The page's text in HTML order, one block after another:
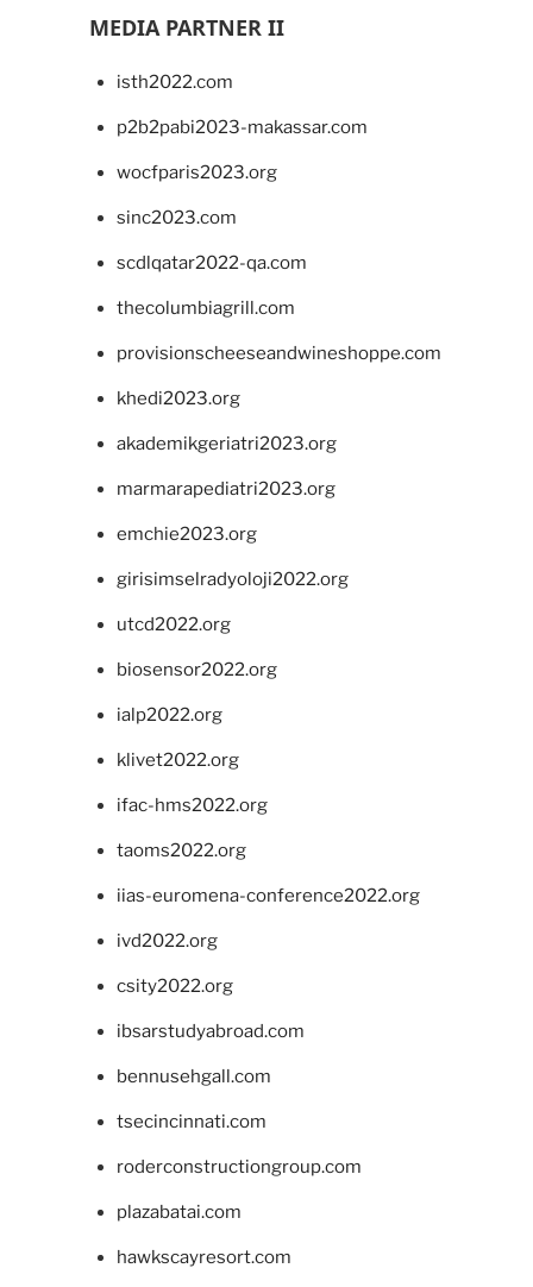
MEDIA PARTNER II
isth2022.com
p2b2pabi2023-makassar.com
wocfparis2023.org
sinc2023.com
scdlqatar2022-qa.com
thecolumbiagrill.com
provisionscheeseandwineshoppe.com
khedi2023.org
akademikgeriatri2023.org
marmarapediatri2023.org
emchie2023.org
girisimselradyoloji2022.org
utcd2022.org
biosensor2022.org
ialp2022.org
klivet2022.org
ifac-hms2022.org
taoms2022.org
iias-euromena-conference2022.org
ivd2022.org
csity2022.org
ibsarstudyabroad.com
bennusehgall.com
tsecincinnati.com
roderconstructiongroup.com
plazabatai.com
hawkscayresort.com